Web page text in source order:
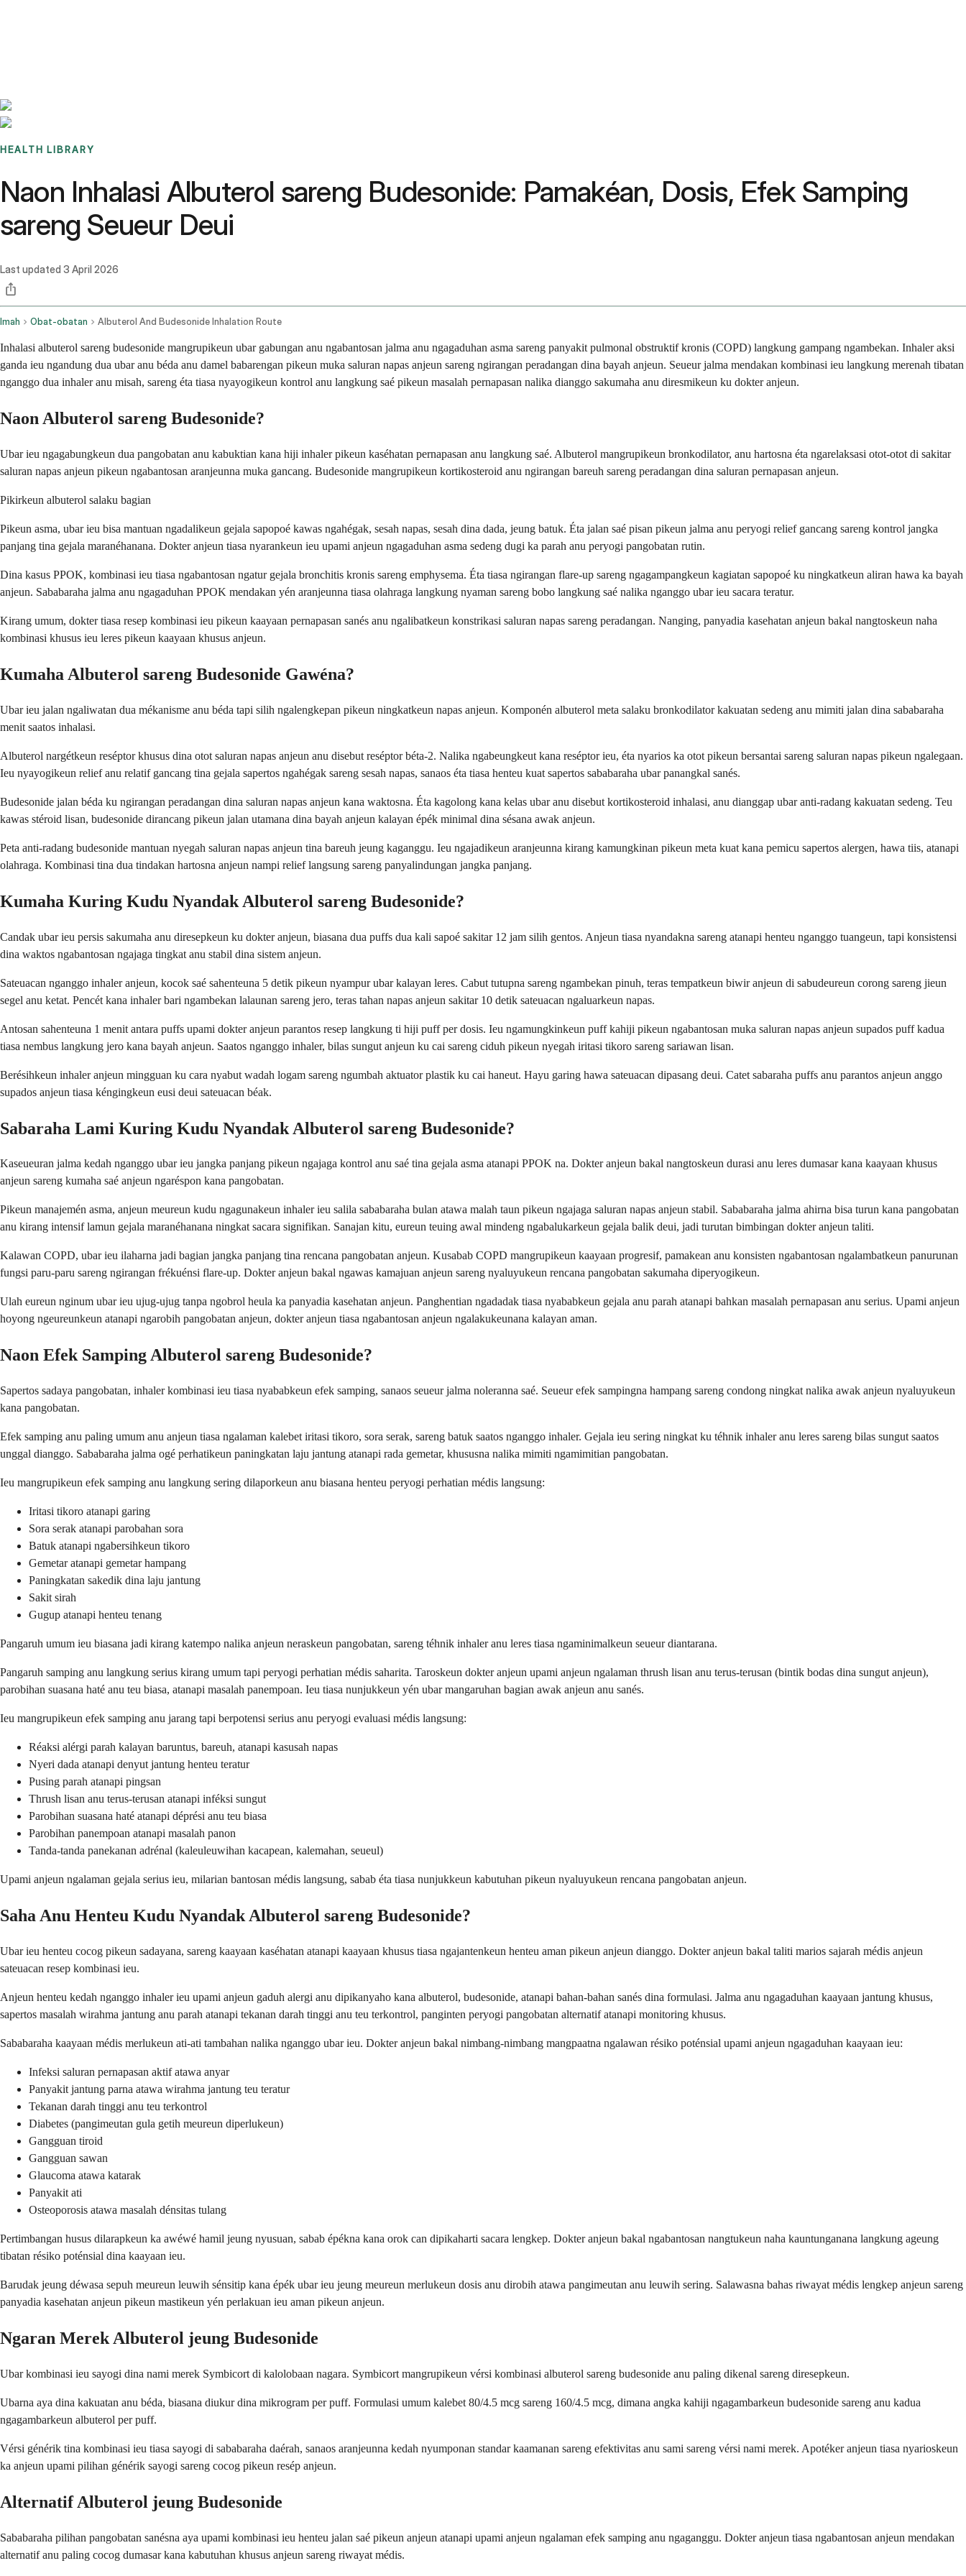
HEALTH LIBRARY
Naon Inhalasi Albuterol sareng Budesonide: Pamakéan, Dosis, Efek Samping
sareng Seueur Deui
Last updated 3 April 2026
Imah Obat-obatan Albuterol And Budesonide Inhalation Route
Inhalasi albuterol sareng budesonide mangrupikeun ubar gabungan anu ngabantosan jalma anu ngagaduhan asma sareng panyakit pulmonal obstruktif kronis (COPD) langkung gampang ngambekan. Inhaler aksi
ganda ieu ngandung dua ubar anu béda anu damel babarengan pikeun muka saluran napas anjeun sareng ngirangan peradangan dina bayah anjeun. Seueur jalma mendakan kombinasi ieu langkung merenah tibatan
nganggo dua inhaler anu misah, sareng éta tiasa nyayogikeun kontrol anu langkung saé pikeun masalah pernapasan nalika dianggo sakumaha anu diresmikeun ku dokter anjeun.
Naon Albuterol sareng Budesonide?
Ubar ieu ngagabungkeun dua pangobatan anu kabuktian kana hiji inhaler pikeun kaséhatan pernapasan anu langkung saé. Albuterol mangrupikeun bronkodilator, anu hartosna éta ngarelaksasi otot-otot di sakitar
saluran napas anjeun pikeun ngabantosan aranjeunna muka gancang. Budesonide mangrupikeun kortikosteroid anu ngirangan bareuh sareng peradangan dina saluran pernapasan anjeun.
Pikirkeun albuterol salaku bagian
Pikeun asma, ubar ieu bisa mantuan ngadalikeun gejala sapopoé kawas ngahégak, sesah napas, sesah dina dada, jeung batuk. Éta jalan saé pisan pikeun jalma anu peryogi relief gancang sareng kontrol jangka
panjang tina gejala maranéhanana. Dokter anjeun tiasa nyarankeun ieu upami anjeun ngagaduhan asma sedeng dugi ka parah anu peryogi pangobatan rutin.
Dina kasus PPOK, kombinasi ieu tiasa ngabantosan ngatur gejala bronchitis kronis sareng emphysema. Éta tiasa ngirangan flare-up sareng ngagampangkeun kagiatan sapopoé ku ningkatkeun aliran hawa ka bayah
anjeun. Sababaraha jalma anu ngagaduhan PPOK mendakan yén aranjeunna tiasa olahraga langkung nyaman sareng bobo langkung saé nalika nganggo ubar ieu sacara teratur.
Kirang umum, dokter tiasa resep kombinasi ieu pikeun kaayaan pernapasan sanés anu ngalibatkeun konstrikasi saluran napas sareng peradangan. Nanging, panyadia kasehatan anjeun bakal nangtoskeun naha
kombinasi khusus ieu leres pikeun kaayaan khusus anjeun.
Kumaha Albuterol sareng Budesonide Gawéna?
Ubar ieu jalan ngaliwatan dua mékanisme anu béda tapi silih ngalengkepan pikeun ningkatkeun napas anjeun. Komponén albuterol meta salaku bronkodilator kakuatan sedeng anu mimiti jalan dina sababaraha
menit saatos inhalasi.
Albuterol nargétkeun reséptor khusus dina otot saluran napas anjeun anu disebut reséptor béta-2. Nalika ngabeungkeut kana reséptor ieu, éta nyarios ka otot pikeun bersantai sareng saluran napas pikeun ngalegaan.
Ieu nyayogikeun relief anu relatif gancang tina gejala sapertos ngahégak sareng sesah napas, sanaos éta tiasa henteu kuat sapertos sababaraha ubar panangkal sanés.
Budesonide jalan béda ku ngirangan peradangan dina saluran napas anjeun kana waktosna. Éta kagolong kana kelas ubar anu disebut kortikosteroid inhalasi, anu dianggap ubar anti-radang kakuatan sedeng. Teu
kawas stéroid lisan, budesonide dirancang pikeun jalan utamana dina bayah anjeun kalayan épék minimal dina sésana awak anjeun.
Peta anti-radang budesonide mantuan nyegah saluran napas anjeun tina bareuh jeung kaganggu. Ieu ngajadikeun aranjeunna kirang kamungkinan pikeun meta kuat kana pemicu sapertos alergen, hawa tiis, atanapi
olahraga. Kombinasi tina dua tindakan hartosna anjeun nampi relief langsung sareng panyalindungan jangka panjang.
Kumaha Kuring Kudu Nyandak Albuterol sareng Budesonide?
Candak ubar ieu persis sakumaha anu diresepkeun ku dokter anjeun, biasana dua puffs dua kali sapoé sakitar 12 jam silih gentos. Anjeun tiasa nyandakna sareng atanapi henteu nganggo tuangeun, tapi konsistensi
dina waktos ngabantosan ngajaga tingkat anu stabil dina sistem anjeun.
Sateuacan nganggo inhaler anjeun, kocok saé sahenteuna 5 detik pikeun nyampur ubar kalayan leres. Cabut tutupna sareng ngambekan pinuh, teras tempatkeun biwir anjeun di sabudeureun corong sareng jieun
segel anu ketat. Pencét kana inhaler bari ngambekan lalaunan sareng jero, teras tahan napas anjeun sakitar 10 detik sateuacan ngaluarkeun napas.
Antosan sahenteuna 1 menit antara puffs upami dokter anjeun parantos resep langkung ti hiji puff per dosis. Ieu ngamungkinkeun puff kahiji pikeun ngabantosan muka saluran napas anjeun supados puff kadua
tiasa nembus langkung jero kana bayah anjeun. Saatos nganggo inhaler, bilas sungut anjeun ku cai sareng ciduh pikeun nyegah iritasi tikoro sareng sariawan lisan.
Berésihkeun inhaler anjeun mingguan ku cara nyabut wadah logam sareng ngumbah aktuator plastik ku cai haneut. Hayu garing hawa sateuacan dipasang deui. Catet sabaraha puffs anu parantos anjeun anggo
supados anjeun tiasa kéngingkeun eusi deui sateuacan béak.
Sabaraha Lami Kuring Kudu Nyandak Albuterol sareng Budesonide?
Kaseueuran jalma kedah nganggo ubar ieu jangka panjang pikeun ngajaga kontrol anu saé tina gejala asma atanapi PPOK na. Dokter anjeun bakal nangtoskeun durasi anu leres dumasar kana kaayaan khusus
anjeun sareng kumaha saé anjeun ngaréspon kana pangobatan.
Pikeun manajemén asma, anjeun meureun kudu ngagunakeun inhaler ieu salila sababaraha bulan atawa malah taun pikeun ngajaga saluran napas anjeun stabil. Sababaraha jalma ahirna bisa turun kana pangobatan
anu kirang intensif lamun gejala maranéhanana ningkat sacara signifikan. Sanajan kitu, eureun teuing awal mindeng ngabalukarkeun gejala balik deui, jadi turutan bimbingan dokter anjeun taliti.
Kalawan COPD, ubar ieu ilaharna jadi bagian jangka panjang tina rencana pangobatan anjeun. Kusabab COPD mangrupikeun kaayaan progresif, pamakean anu konsisten ngabantosan ngalambatkeun panurunan
fungsi paru-paru sareng ngirangan frékuénsi flare-up. Dokter anjeun bakal ngawas kamajuan anjeun sareng nyaluyukeun rencana pangobatan sakumaha diperyogikeun.
Ulah eureun nginum ubar ieu ujug-ujug tanpa ngobrol heula ka panyadia kasehatan anjeun. Panghentian ngadadak tiasa nyababkeun gejala anu parah atanapi bahkan masalah pernapasan anu serius. Upami anjeun
hoyong ngeureunkeun atanapi ngarobih pangobatan anjeun, dokter anjeun tiasa ngabantosan anjeun ngalakukeunana kalayan aman.
Naon Efek Samping Albuterol sareng Budesonide?
Sapertos sadaya pangobatan, inhaler kombinasi ieu tiasa nyababkeun efek samping, sanaos seueur jalma noleranna saé. Seueur efek sampingna hampang sareng condong ningkat nalika awak anjeun nyaluyukeun
kana pangobatan.
Efek samping anu paling umum anu anjeun tiasa ngalaman kalebet iritasi tikoro, sora serak, sareng batuk saatos nganggo inhaler. Gejala ieu sering ningkat ku téhnik inhaler anu leres sareng bilas sungut saatos
unggal dianggo. Sababaraha jalma ogé perhatikeun paningkatan laju jantung atanapi rada gemetar, khususna nalika mimiti ngamimitian pangobatan.
Ieu mangrupikeun efek samping anu langkung sering dilaporkeun anu biasana henteu peryogi perhatian médis langsung:
Iritasi tikoro atanapi garing
Sora serak atanapi parobahan sora
Batuk atanapi ngabersihkeun tikoro
Gemetar atanapi gemetar hampang
Paningkatan sakedik dina laju jantung
Sakit sirah
Gugup atanapi henteu tenang
Pangaruh umum ieu biasana jadi kirang katempo nalika anjeun neraskeun pangobatan, sareng téhnik inhaler anu leres tiasa ngaminimalkeun seueur diantarana.
Pangaruh samping anu langkung serius kirang umum tapi peryogi perhatian médis saharita. Taroskeun dokter anjeun upami anjeun ngalaman thrush lisan anu terus-terusan (bintik bodas dina sungut anjeun),
parobihan suasana haté anu teu biasa, atanapi masalah panempoan. Ieu tiasa nunjukkeun yén ubar mangaruhan bagian awak anjeun anu sanés.
Ieu mangrupikeun efek samping anu jarang tapi berpotensi serius anu peryogi evaluasi médis langsung:
Réaksi alérgi parah kalayan baruntus, bareuh, atanapi kasusah napas
Nyeri dada atanapi denyut jantung henteu teratur
Pusing parah atanapi pingsan
Thrush lisan anu terus-terusan atanapi inféksi sungut
Parobihan suasana haté atanapi déprési anu teu biasa
Parobihan panempoan atanapi masalah panon
Tanda-tanda panekanan adrénal (kaleuleuwihan kacapean, kalemahan, seueul)
Upami anjeun ngalaman gejala serius ieu, milarian bantosan médis langsung, sabab éta tiasa nunjukkeun kabutuhan pikeun nyaluyukeun rencana pangobatan anjeun.
Saha Anu Henteu Kudu Nyandak Albuterol sareng Budesonide?
Ubar ieu henteu cocog pikeun sadayana, sareng kaayaan kaséhatan atanapi kaayaan khusus tiasa ngajantenkeun henteu aman pikeun anjeun dianggo. Dokter anjeun bakal taliti marios sajarah médis anjeun
sateuacan resep kombinasi ieu.
Anjeun henteu kedah nganggo inhaler ieu upami anjeun gaduh alergi anu dipikanyaho kana albuterol, budesonide, atanapi bahan-bahan sanés dina formulasi. Jalma anu ngagaduhan kaayaan jantung khusus,
sapertos masalah wirahma jantung anu parah atanapi tekanan darah tinggi anu teu terkontrol, panginten peryogi pangobatan alternatif atanapi monitoring khusus.
Sababaraha kaayaan médis merlukeun ati-ati tambahan nalika nganggo ubar ieu. Dokter anjeun bakal nimbang-nimbang mangpaatna ngalawan résiko poténsial upami anjeun ngagaduhan kaayaan ieu:
Infeksi saluran pernapasan aktif atawa anyar
Panyakit jantung parna atawa wirahma jantung teu teratur
Tekanan darah tinggi anu teu terkontrol
Diabetes (pangimeutan gula getih meureun diperlukeun)
Gangguan tiroid
Gangguan sawan
Glaucoma atawa katarak
Panyakit ati
Osteoporosis atawa masalah dénsitas tulang
Pertimbangan husus dilarapkeun ka awéwé hamil jeung nyusuan, sabab épékna kana orok can dipikaharti sacara lengkep. Dokter anjeun bakal ngabantosan nangtukeun naha kauntunganana langkung ageung
tibatan résiko poténsial dina kaayaan ieu.
Barudak jeung déwasa sepuh meureun leuwih sénsitip kana épék ubar ieu jeung meureun merlukeun dosis anu dirobih atawa pangimeutan anu leuwih sering. Salawasna bahas riwayat médis lengkep anjeun sareng
panyadia kasehatan anjeun pikeun mastikeun yén perlakuan ieu aman pikeun anjeun.
Ngaran Merek Albuterol jeung Budesonide
Ubar kombinasi ieu sayogi dina nami merek Symbicort di kalolobaan nagara. Symbicort mangrupikeun vérsi kombinasi albuterol sareng budesonide anu paling dikenal sareng diresepkeun.
Ubarna aya dina kakuatan anu béda, biasana diukur dina mikrogram per puff. Formulasi umum kalebet 80/4.5 mcg sareng 160/4.5 mcg, dimana angka kahiji ngagambarkeun budesonide sareng anu kadua
ngagambarkeun albuterol per puff.
Vérsi générik tina kombinasi ieu tiasa sayogi di sababaraha daérah, sanaos aranjeunna kedah nyumponan standar kaamanan sareng efektivitas anu sami sareng vérsi nami merek. Apotéker anjeun tiasa nyarioskeun
ka anjeun upami pilihan générik sayogi sareng cocog pikeun resép anjeun.
Alternatif Albuterol jeung Budesonide
Sababaraha pilihan pangobatan sanésna aya upami kombinasi ieu henteu jalan saé pikeun anjeun atanapi upami anjeun ngalaman efek samping anu ngaganggu. Dokter anjeun tiasa ngabantosan anjeun mendakan
alternatif anu paling cocog dumasar kana kabutuhan khusus anjeun sareng riwayat médis.